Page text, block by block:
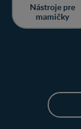
Nástroje pre
mamičky